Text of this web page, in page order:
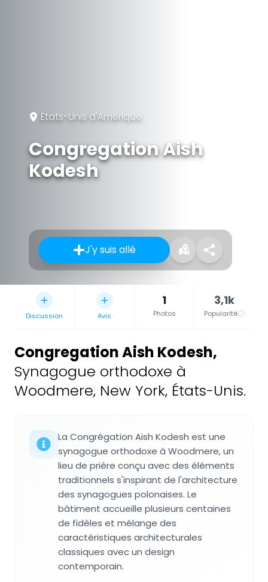
États-Unis d'Amérique
Congregation Aish
Kodesh
J'y suis allé
Discussion Avis
1
Photos
3,1k
Popularité
Congregation Aish Kodesh,
Synagogue orthodoxe à
Woodmere, New York, États-Unis.
La Congrégation Aish Kodesh est une
synagogue orthodoxe à Woodmere, un
lieu de prière conçu avec des éléments
traditionnels s'inspirant de l'architecture
des synagogues polonaises. Le
bâtiment accueille plusieurs centaines
de fidèles et mélange des
caractéristiques architecturales
classiques avec un design
contemporain.